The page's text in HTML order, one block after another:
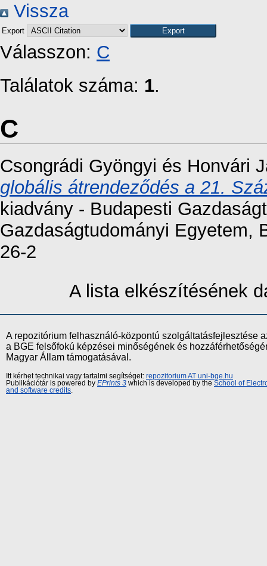
Vissza
Export
Válasszon: C
Találatok száma: 1.
C
Csongrádi Gyöngyi és Honvári
globális átrendeződés a 21.
kiadvány - Budapesti
Gazdaságtudományi Egyetem,
26-2
A lista elkészítésének
A repozitórium felhasználó-központú szolgáltatásfejlesztése
a BGE felsőfokú képzései minőségének és
Magyar Állam támogatásával.
Itt kérhet technikai vagy tartalmi segítséget: repozitorium AT uni-bge.hu
Publikációtár is powered by EPrints 3 which is developed by the School of
and software credits